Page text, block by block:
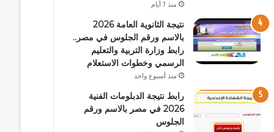
منذ 7 أيام
نتيجة الثانوية العامة 2026
بالاسم ورقم الجلوس في مصر..
رابط وزارة التربية والتعليم
الرسمي وخطوات الاستعلام
منذ أسبوع واحد
رابط نتيجة الدبلومات الفنية
2026 في مصر بالاسم ورقم
الجلوس